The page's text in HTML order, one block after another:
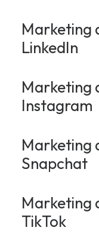
Marketing
LinkedIn
Marketing
Instagram
Marketing
Snapchat
Marketing
TikTok